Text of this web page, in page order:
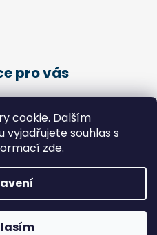
cookie. Dalším
souhlas s
zde.
pro vás
Chlebek. Všechna